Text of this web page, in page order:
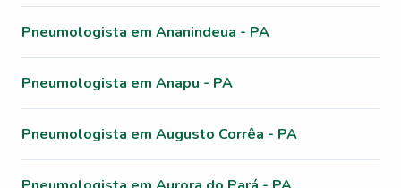
Pneumologista em Ananindeua - PA
Pneumologista em Anapu - PA
Pneumologista em Augusto Corrêa - PA